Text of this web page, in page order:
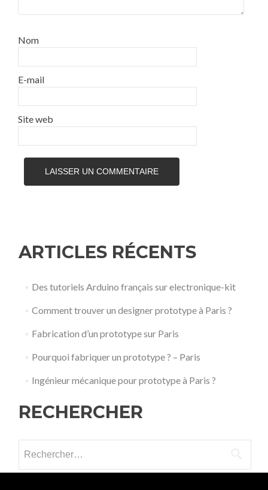
Nom
E-mail
Site web
ARTICLES RÉCENTS
Des tutoriels Arduino français sur electronique-kit
Comment trouver un designer prototype à Paris ?
Fabrication d’un prototype sur Paris
Pourquoi fabriquer un prototype ? – Paris
Ingénieur mécanique pour prototype à Paris ?
RECHERCHER